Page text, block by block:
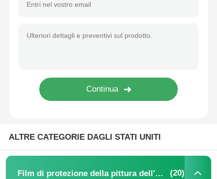
PNLC Film
Interstrato PVB per Vetro Stratificato
ALTRE CATEGORIE DAGLI STATI UNITI
Film di protezione della pittura dell'automobile (20)